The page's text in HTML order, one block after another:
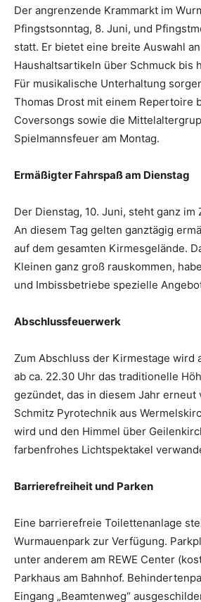
Der angrenzende Krammarkt im
Pfingstsonntag, 8. Juni, und
statt. Er bietet eine breite Auswahl
Haushaltsartikeln über Schmuck bis
Für musikalische Unterhaltung
Thomas Drost mit einem Repertoire
Coversongs sowie die
Spielmannsfeuer am Montag.
Ermäßigter Fahrspaß am Dienstag
Der Dienstag, 10. Juni, steht ganz im
An diesem Tag gelten ganztägig
auf dem gesamten Kirmesgelände.
Kleinen ganz groß rauskommen,
und Imbissbetriebe spezielle
Abschlussfeuerwerk
Zum Abschluss der Kirmestage wird
ab ca. 22.30 Uhr das traditionelle
gezündet, das in diesem Jahr erneut
Schmitz Pyrotechnik aus
wird und den Himmel über
farbenfrohes Lichtspektakel
Barrierefreiheit und Parken
Eine barrierefreie Toilettenanlage
Wurmauenpark zur Verfügung.
unter anderem am REWE Center
Parkhaus am Bahnhof.
Eingang „Beamtenweg“